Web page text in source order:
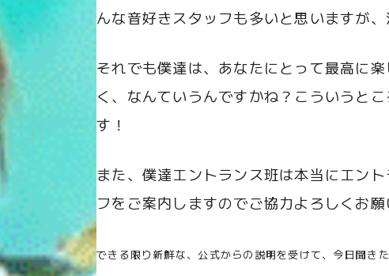
んな音好きスタッフも多いと思いますが
それでも僕達は、あなたにとって最高に
く、なんていうんですかね？こういうと
す！
また、僕達エントランス班は本当にエン
フをご案内しますのでご協力よろしくお願
できる限り新鮮な、公式からの説明を受けて、今日聞き